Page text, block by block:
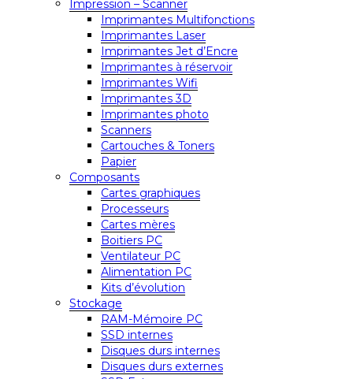
Impression – Scanner
Imprimantes Multifonctions
Imprimantes Laser
Imprimantes Jet d’Encre
Imprimantes à réservoir
Imprimantes Wifi
Imprimantes 3D
Imprimantes photo
Scanners
Cartouches & Toners
Papier
Composants
Cartes graphiques
Processeurs
Cartes mères
Boitiers PC
Ventilateur PC
Alimentation PC
Kits d’évolution
Stockage
RAM-Mémoire PC
SSD internes
Disques durs internes
Disques durs externes